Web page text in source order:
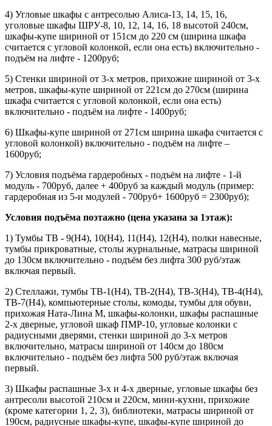
4) Угловые шкафы с антресолью Алиса-13, 14, 15, 16,
уголовые шкафы ШРУ-8, 10, 12, 14, 16, 18 высотой 240см,
шкафы-купе шириной от 151см до 220 см (ширина шкафа
считается с угловой колонкой, если она есть) включительно -
подъём на лифте - 1200руб;
5) Стенки шириной от 3-х метров, прихожие шириной от 3-х
метров, шкафы-купе шириной от 221см до 270см (ширина
шкафа считается с угловой колонкой, если она есть)
включительно - подъём на лифте - 1400руб;
6) Шкафы-купе шириной от 271см ширина шкафа считается с
угловой колонкой) включительно - подъём на лифте –
1600руб;
7) Условия подъёма гардеробных - подъём на лифте - 1-й
модуль - 700руб, далее + 400руб за каждый модуль (пример:
гардеробная из 5-и модулей - 700руб+ 1600руб = 2300руб);
Условия подъёма поэтажно (цена указана за 1этаж):
1) Тумбы ТВ - 9(Н4), 10(Н4), 11(Н4), 12(Н4), полки навесные,
тумбы прикроватные, столы журнальные, матрасы шириной
до 130см включительно - подъём без лифта 300 руб/этаж
включая первый.
2) Стеллажи, тумбы ТВ-1(Н4), ТВ-2(Н4), ТВ-3(Н4), ТВ-4(Н4),
ТВ-7(Н4), компьютерные столы, комоды, тумбы для обуви,
прихожая Ната-Лина М, шкафы-колонки, шкафы распашные
2-х дверные, угловой шкаф ПМР-10, угловые колонки с
радиусными дверями, стенки шириной до 3-х метров
включительно, матрасы шириной от 140см до 180см
включительно - подъём без лифта 500 руб/этаж включая
первый.
3) Шкафы распашные 3-х и 4-х дверные, угловые шкафы без
антресоли высотой 210см и 220см, мини-кухни, прихожие
(кроме категории 1, 2, 3), библиотеки, матрасы шириной от
190см, радиусные шкафы-купе, шкафы-купе шириной до